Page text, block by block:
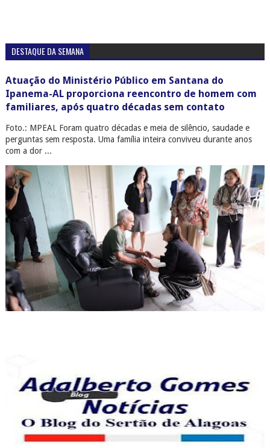
DESTAQUE DA SEMANA
Atuação do Ministério Público em Santana do
Ipanema-AL proporciona reencontro de homem com
familiares, após quatro décadas sem contato
Foto.: MPEAL Foram quatro décadas e meia de silêncio, saudade e
perguntas sem resposta. Uma família inteira conviveu durante anos
com a dor ...